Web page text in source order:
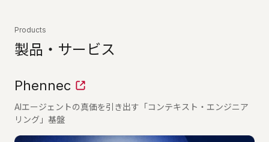
Products
製品・サービス
Phennec
AIエージェントの真価を引き出す「コンテキスト・エンジニア
リング」基盤